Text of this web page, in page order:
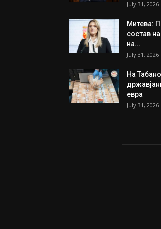
договор
July 31, 2026
состав
на...
July 31, 2026
July 31, 2026